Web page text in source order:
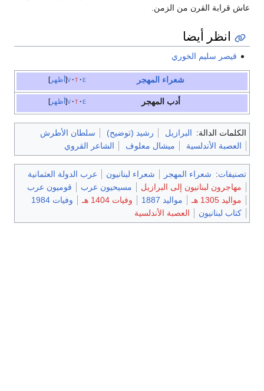
عاش قرابة القرن من الزمن.
انظر أيضا
قيصر سليم الخوري
أظهر v t e شعراء المهجر
أظهر v t e أدب المهجر
الكلمات الدالة: البرازيل رشيد (توضيح)
سلطان الأطرش
العصبة الأندلسية
ميشال معلوف الشاعر القروي
تصنيفات: شعراء المهجر شعراء لبنانيون
عرب الدولة العثمانية
مهاجرون لبنانيون إلى البرازيل
مسيحيون عرب
قوميون عرب
مواليد 1305 هـ
مواليد 1887 وفيات 1404 هـ
وفيات 1984
كتاب لبنانيون
العصبة الأندلسية